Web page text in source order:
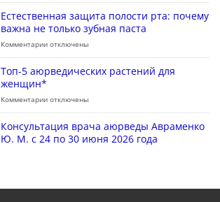
Естественная защита полости рта: почему
важна не только зубная паста
Комментарии отключены
Топ-5 аюрведических растений для
женщин*
Комментарии отключены
Консультация врача аюрведы Авраменко
Ю. М. с 24 по 30 июня 2026 года